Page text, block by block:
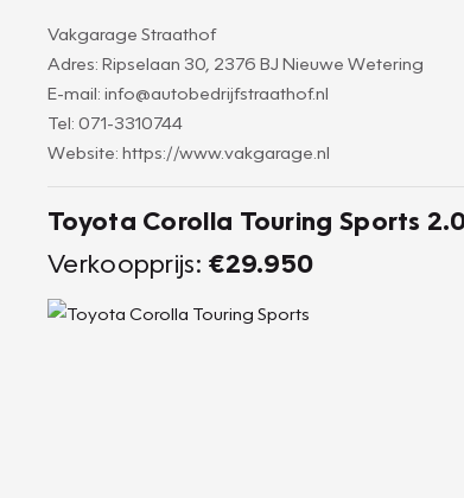
Vakgarage Straathof
Adres: Ripselaan 30, 2376 BJ Nieuwe Wetering
E-mail: info@autobedrijfstraathof.nl
Tel: 071-3310744
Website: https://www.vakgarage.nl
Toyota Corolla Touring Sports
Verkoopprijs: €29.950